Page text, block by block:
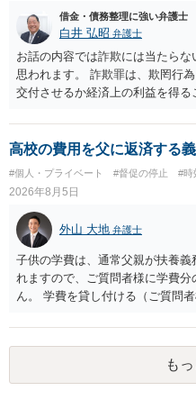
はありますか？ そこはあり得ま
分賠償に回すことも考えられるの
借金・債務整理に強い弁護士
白井 弘昭 弁護士
お話の内容では詐欺には当たら
思われます。 詐欺罪は、欺罔行
交付させるか経済上の利益を得
ので、詐欺罪の実行行為性が無
く、相手が真実を話せば警察も
容を述べた場合は、捜査はある
て、真実を説明すれば、「ちゃん
ことだと思われます。 また、返
のは致し方ありません。真摯に分
くのみでしょう。 以上、ご参考ま
高校の費用を父に返済する
#個人・プライベート #督促の停止 #時
2026年8月5日
外山 大地 弁護士
子供の学費は、通常父親が扶養
れますので、ご質問者様に学費
ん。 学費を貸し付ける（ご質問
ょう。
も